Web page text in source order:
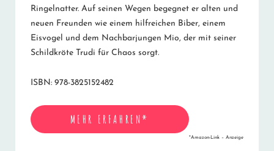
Ringelnatter. Auf seinen Wegen begegnet er alten und
neuen Freunden wie einem hilfreichen Biber, einem
Eisvogel und dem Nachbarjungen Mio, der mit seiner
Schildkröte Trudi für Chaos sorgt.
ISBN: 978-3825152482
MEHR ERFAHREN*
*Amazon-Link – Anzeige